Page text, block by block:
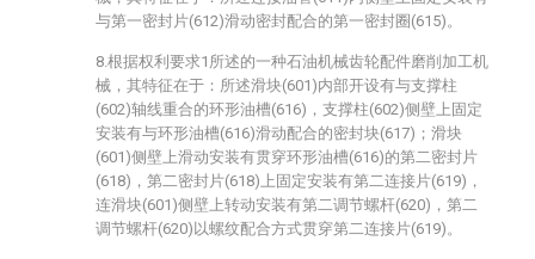
与第一密封片(612)滑动密封配合的第一密封圈(615)。
8.根据权利要求1所述的一种石油机械齿轮配件磨削加工机
械，其特征在于：所述滑块(601)内部开设有与支撑柱
(602)轴线重合的环形油槽(616)，支撑柱(602)侧壁上固定
安装有与环形油槽(616)滑动配合的密封块(617)；滑块
(601)侧壁上滑动安装有贯穿环形油槽(616)的第二密封片
(618)，第二密封片(618)上固定安装有第二连接片(619)，
连滑块(601)侧壁上转动安装有第二调节螺杆(620)，第二
调节螺杆(620)以螺纹配合方式贯穿第二连接片(619)。